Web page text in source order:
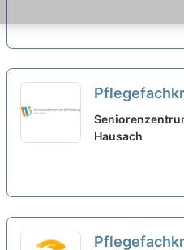
Teilzeit (70-
Hausach